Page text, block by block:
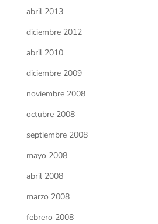
abril 2013
diciembre 2012
abril 2010
diciembre 2009
noviembre 2008
octubre 2008
septiembre 2008
mayo 2008
abril 2008
marzo 2008
febrero 2008